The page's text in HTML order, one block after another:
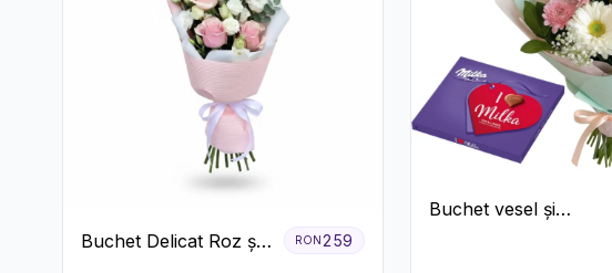
Buchet Delicat Roz și
RON 259
Buchet vesel și